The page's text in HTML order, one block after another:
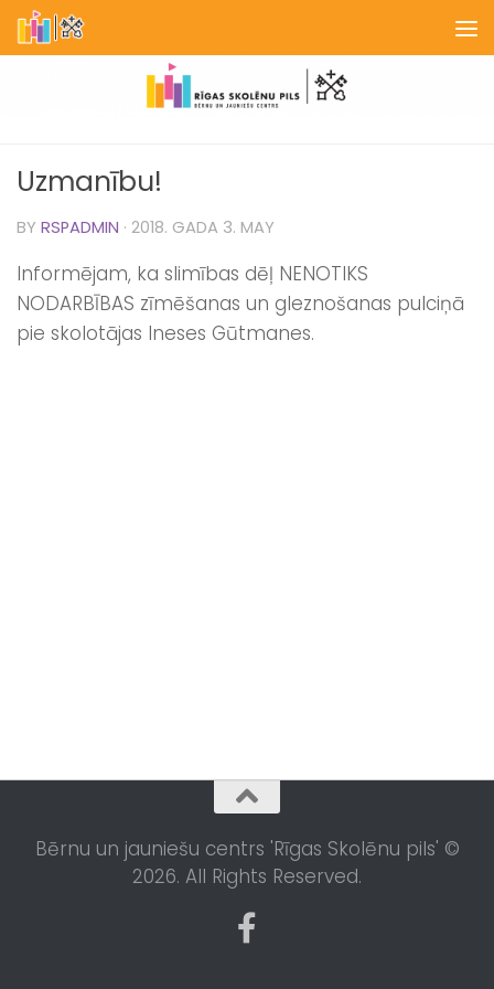
Skip to content
Uzmanību!
BY RSPADMIN · 2018. GADA 3. MAY
Informējam, ka slimības dēļ NENOTIKS
NODARBĪBAS zīmēšanas un gleznošanas pulciņā
pie skolotājas Ineses Gūtmanes.
Bērnu un jauniešu centrs 'Rīgas Skolēnu pils' ©
2026. All Rights Reserved.